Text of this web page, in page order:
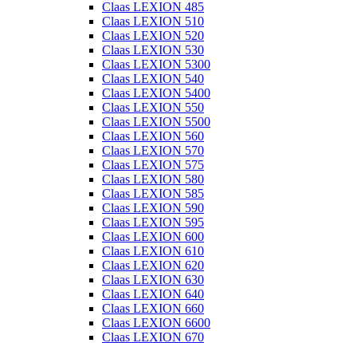
Claas LEXION 485
Claas LEXION 510
Claas LEXION 520
Claas LEXION 530
Claas LEXION 5300
Claas LEXION 540
Claas LEXION 5400
Claas LEXION 550
Claas LEXION 5500
Claas LEXION 560
Claas LEXION 570
Claas LEXION 575
Claas LEXION 580
Claas LEXION 585
Claas LEXION 590
Claas LEXION 595
Claas LEXION 600
Claas LEXION 610
Claas LEXION 620
Claas LEXION 630
Claas LEXION 640
Claas LEXION 660
Claas LEXION 6600
Claas LEXION 670